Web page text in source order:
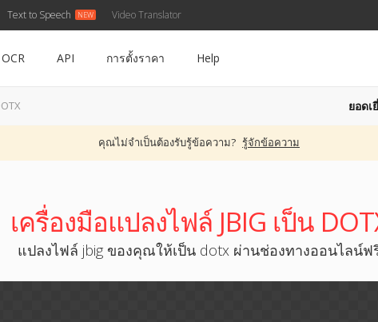
Text to Speech Video Translator
OCR API การตั้งราคา Help
ยอดเ
คุณไม่จำเป็นต้องรับรู้ข้อความ? รู้จักข้อความ
เครื่องมือแปลงไฟล์ JBIG เป็น
แปลงไฟล์ jbig ของคุณให้เป็น dotx ผ่านช่องทางออนไลน์ฟ